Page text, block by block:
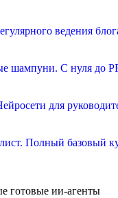
готовые ии-агенты